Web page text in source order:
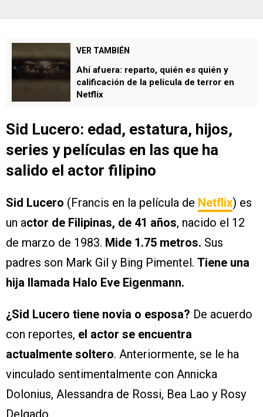
VER TAMBIÉN
Ahí afuera: reparto, quién es quién y
calificación de la película de terror en
Netflix
Sid Lucero: edad, estatura, hijos,
series y películas en las que ha
salido el actor filipino
Sid Lucero (Francis en la película de Netflix) es
un actor de Filipinas, de 41 años, nacido el 12
de marzo de 1983. Mide 1.75 metros. Sus
padres son Mark Gil y Bing Pimentel. Tiene una
hija llamada Halo Eve Eigenmann.
¿Sid Lucero tiene novia o esposa? De acuerdo
con reportes, el actor se encuentra
actualmente soltero. Anteriormente, se le ha
vinculado sentimentalmente con Annicka
Dolonius, Alessandra de Rossi, Bea Lao y Rosy